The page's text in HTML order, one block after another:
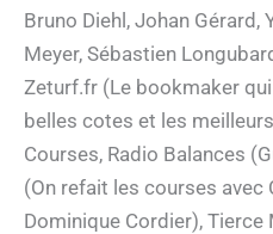
Bruno Diehl, Johan Gérard,
Meyer, Sébastien
Zeturf.fr (Le bookmaker
belles cotes et les
Courses, Radio Balances
(On refait les courses avec
Dominique Cordier),